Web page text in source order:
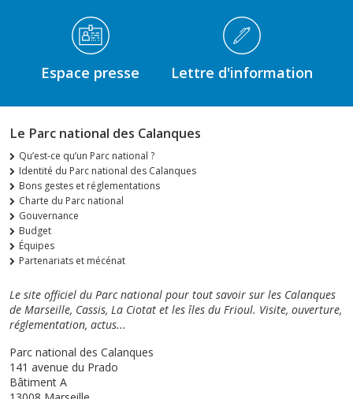
Espace presse Lettre d'information
Le Parc national des Calanques
Qu’est-ce qu’un Parc national ?
Identité du Parc national des Calanques
Bons gestes et réglementations
Charte du Parc national
Gouvernance
Budget
Équipes
Partenariats et mécénat
Le site officiel du Parc national pour tout savoir sur les Calanques
de Marseille, Cassis, La Ciotat et les îles du Frioul. Visite, ouverture,
réglementation, actus...
Parc national des Calanques
141 avenue du Prado
Bâtiment A